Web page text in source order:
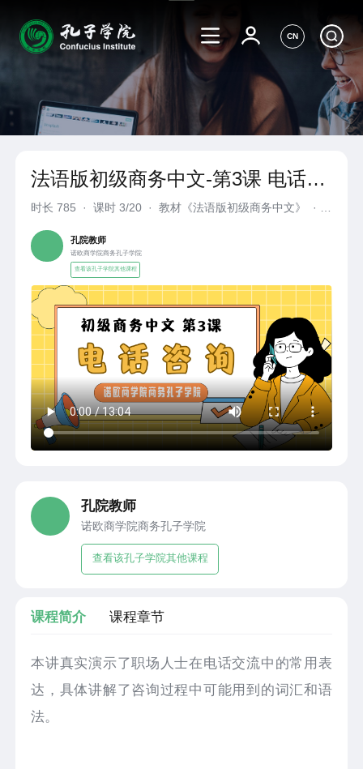
CN
法语版初级商务中文-第3课 电话咨
询
时长785 · 课时 3/20 · 教材《法语版初级商务中文》
·
孔院教师
诺欧商学院商务孔子学院
查看该孔子学院其他课程
孔院教师
诺欧商学院商务孔子学院
查看该孔子学院其他课程
课程简介 课程章节
本讲真实演示了职场人士在电话交流中的常用表
达，具体讲解了咨询过程中可能用到的词汇和语
法。